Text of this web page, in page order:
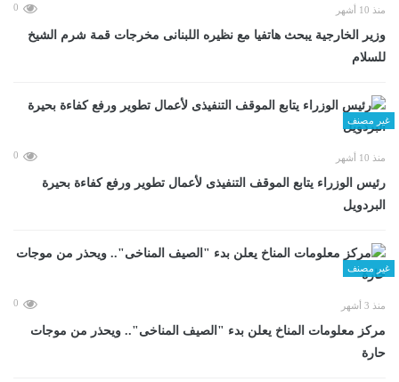
منذ 10 أشهر 0
وزير الخارجية يبحث هاتفيا مع نظيره اللبنانى مخرجات قمة شرم الشيخ
للسلام
غير مصنف
منذ 10 أشهر 0
رئيس الوزراء يتابع الموقف التنفيذى لأعمال تطوير ورفع كفاءة بحيرة
البردويل
غير مصنف
منذ 3 أشهر 0
مركز معلومات المناخ يعلن بدء "الصيف المناخى".. ويحذر من موجات
حارة